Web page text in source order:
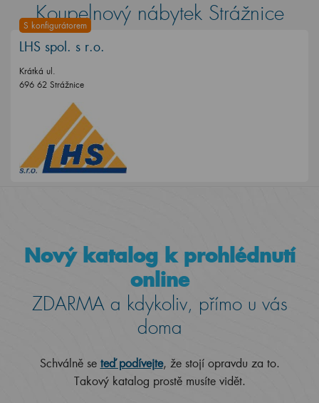
Koupelnový nábytek Strážnice
S konfigurátorem
LHS spol. s r.o.
Krátká ul.
696 62 Strážnice
Nový katalog k prohlédnutí
online
ZDARMA a kdykoliv, přímo u vás
doma
Schválně se teď podívejte, že stojí opravdu za to.
Takový katalog prostě musíte vidět.